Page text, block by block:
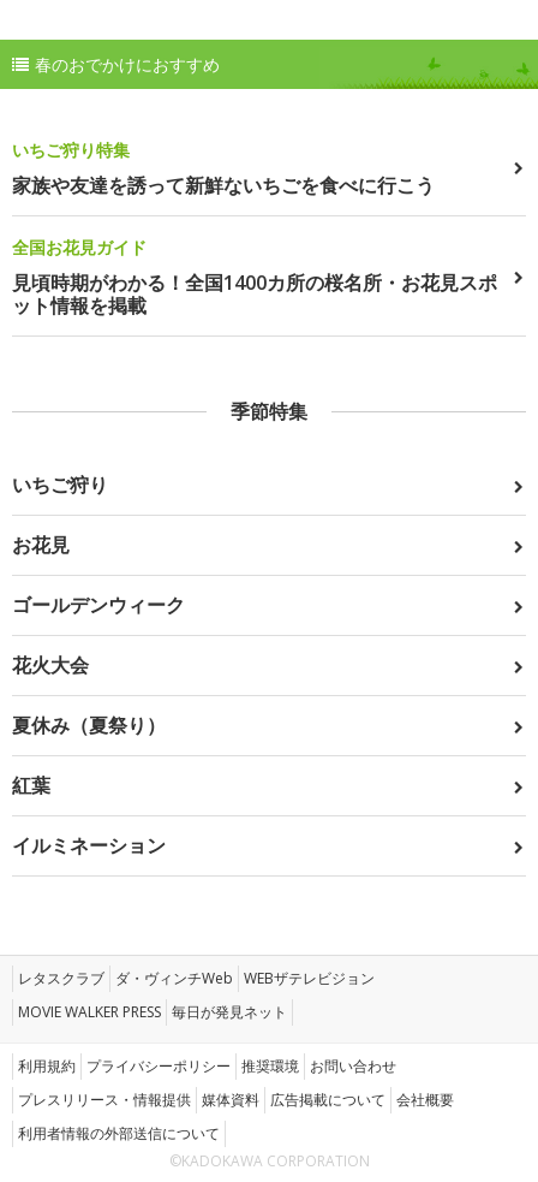
春のおでかけにおすすめ
いちご狩り特集
家族や友達を誘って新鮮ないちごを食べに行こう
全国お花見ガイド
見頃時期がわかる！全国1400カ所の桜名所・お花見スポ
ット情報を掲載
季節特集
いちご狩り
お花見
ゴールデンウィーク
花火大会
夏休み（夏祭り）
紅葉
イルミネーション
レタスクラブ ダ・ヴィンチWeb WEBザテレビジョン
MOVIE WALKER PRESS 毎日が発見ネット
利用規約 プライバシーポリシー 推奨環境 お問い合わせ
プレスリリース・情報提供 媒体資料 広告掲載について 会社概要
利用者情報の外部送信について
©KADOKAWA CORPORATION